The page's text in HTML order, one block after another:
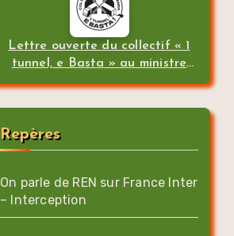
Lettre ouverte du collectif « 1
tunnel, e Basta » au ministre
Repères
On parle de REN sur France Inter
– Interception